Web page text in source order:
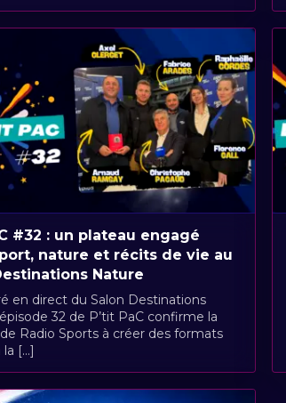
#32 : un plateau engagé
nature et récits de vie au
Nature
en direct du Salon Destinations
32 de P’tit PaC confirme la
Radio Sports à créer des formats
[...]